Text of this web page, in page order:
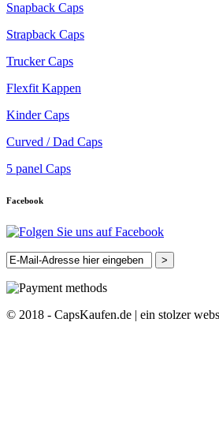
Snapback Caps
Strapback Caps
Trucker Caps
Flexfit Kappen
Kinder Caps
Curved / Dad Caps
5 panel Caps
Facebook
>
© 2018 - CapsKaufen.de | ein stolzer